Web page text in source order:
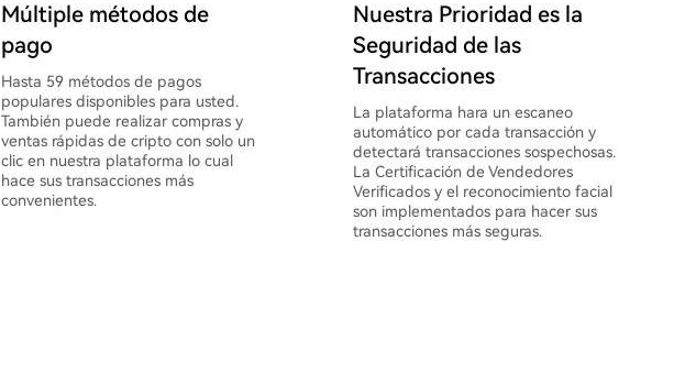
Múltiple métodos de
pago
Hasta 59 métodos de pagos
populares disponibles para usted.
También puede realizar compras y
ventas rápidas de cripto con solo un
clic en nuestra plataforma lo cual
hace sus transacciones más
convenientes.
Nuestra Prioridad es la
Seguridad de las
Transacciones
La plataforma hara un escaneo
automático por cada transacción y
detectará transacciones sospechosas.
La Certificación de Vendedores
Verificados y el reconocimiento facial
son implementados para hacer sus
transacciones más seguras.